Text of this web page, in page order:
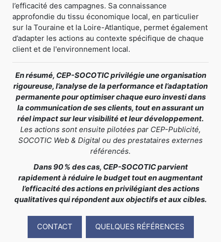
l’efficacité des campagnes. Sa connaissance
approfondie du tissu économique local, en particulier
sur la Touraine et la Loire-Atlantique, permet également
d’adapter les actions au contexte spécifique de chaque
client et de l'environnement local.
En résumé, CEP-SOCOTIC privilégie une organisation
rigoureuse, l’analyse de la performance et l’adaptation
permanente pour optimiser chaque euro investi dans
la communication de ses clients, tout en assurant un
réel impact sur leur visibilité et leur développement.
Les actions sont ensuite pilotées par CEP-Publicité,
SOCOTIC Web & Digital ou des prestataires externes
référencés.
Dans 90 % des cas, CEP-SOCOTIC parvient
rapidement à réduire le budget tout en augmentant
l’efficacité des actions en privilégiant des actions
qualitatives qui répondent aux objectifs et aux cibles.
CONTACT QUELQUES RÉFÉRENCES